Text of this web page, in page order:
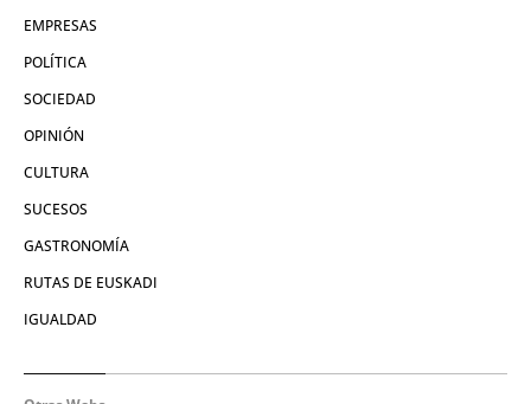
EMPRESAS
POLÍTICA
SOCIEDAD
OPINIÓN
CULTURA
SUCESOS
GASTRONOMÍA
RUTAS DE EUSKADI
IGUALDAD